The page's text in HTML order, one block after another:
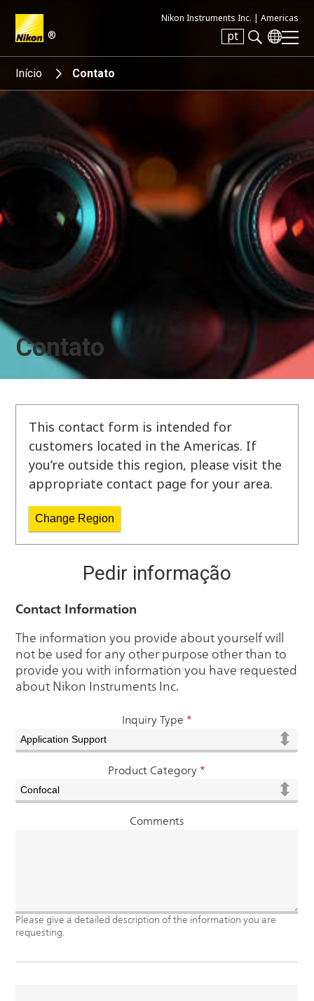
®
Nikon Instruments Inc. | Americas
pt
Search keyword(s)
Início Contato
Contato
This contact form is intended for
customers located in the Americas. If
you’re outside this region, please visit the
appropriate contact page for your area.
Change Region
Pedir informação